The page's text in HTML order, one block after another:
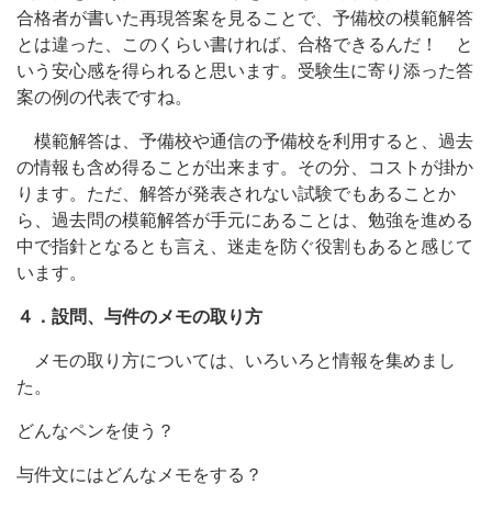
合格者が書いた再現答案を見ることで、予備校の模範解答
とは違った、このくらい書ければ、合格できるんだ！ と
いう安心感を得られると思います。受験生に寄り添った答
案の例の代表ですね。
模範解答は、予備校や通信の予備校を利用すると、過去
の情報も含め得ることが出来ます。その分、コストが掛か
ります。ただ、解答が発表されない試験でもあることか
ら、過去問の模範解答が手元にあることは、勉強を進める
中で指針となるとも言え、迷走を防ぐ役割もあると感じて
います。
４．設問、与件のメモの取り方
メモの取り方については、いろいろと情報を集めまし
た。
どんなペンを使う？
与件文にはどんなメモをする？